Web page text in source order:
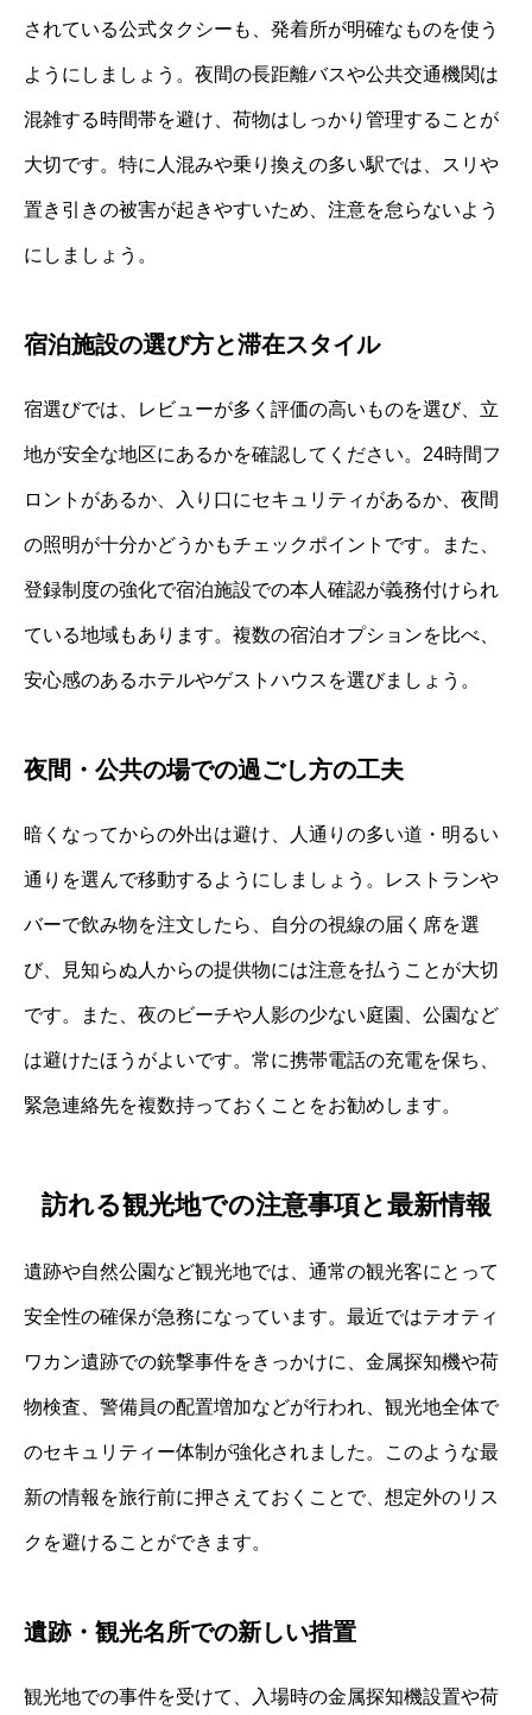
されている公式タクシーも、発着所が明確なものを使う
ようにしましょう。夜間の長距離バスや公共交通機関は
混雑する時間帯を避け、荷物はしっかり管理することが
大切です。特に人混みや乗り換えの多い駅では、スリや
置き引きの被害が起きやすいため、注意を怠らないよう
にしましょう。
宿泊施設の選び方と滞在スタイル
宿選びでは、レビューが多く評価の高いものを選び、立
地が安全な地区にあるかを確認してください。24時間フ
ロントがあるか、入り口にセキュリティがあるか、夜間
の照明が十分かどうかもチェックポイントです。また、
登録制度の強化で宿泊施設での本人確認が義務付けられ
ている地域もあります。複数の宿泊オプションを比べ、
安心感のあるホテルやゲストハウスを選びましょう。
夜間・公共の場での過ごし方の工夫
暗くなってからの外出は避け、人通りの多い道・明るい
通りを選んで移動するようにしましょう。レストランや
バーで飲み物を注文したら、自分の視線の届く席を選
び、見知らぬ人からの提供物には注意を払うことが大切
です。また、夜のビーチや人影の少ない庭園、公園など
は避けたほうがよいです。常に携帯電話の充電を保ち、
緊急連絡先を複数持っておくことをお勧めします。
訪れる観光地での注意事項と最新情報
遺跡や自然公園など観光地では、通常の観光客にとって
安全性の確保が急務になっています。最近ではテオティ
ワカン遺跡での銃撃事件をきっかけに、金属探知機や荷
物検査、警備員の配置増加などが行われ、観光地全体で
のセキュリティー体制が強化されました。このような最
新の情報を旅行前に押さえておくことで、想定外のリス
クを避けることができます。
遺跡・観光名所での新しい措置
観光地での事件を受けて、入場時の金属探知機設置や荷